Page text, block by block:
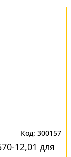
300157
12,01 для